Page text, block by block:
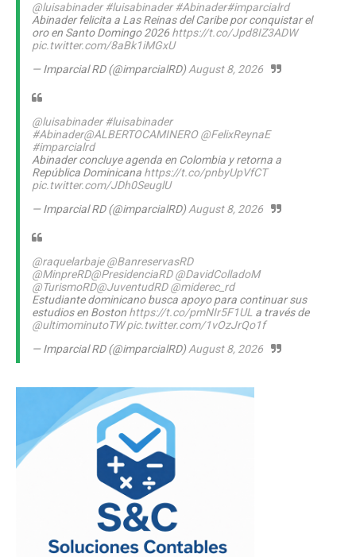
@luisabinader #luisabinader #Abinader#imparcialrd
Abinader felicita a Las Reinas del Caribe por conquistar el
oro en Santo Domingo 2026 https://t.co/Jpd8IZ3ADW
pic.twitter.com/8aBk1iMGxU
— Imparcial RD (@imparcialRD)August 8, 2026
@luisabinader #luisabinader
#Abinader@ALBERTOCAMINERO @FelixReynaE
#imparcialrd
Abinader concluye agenda en Colombia y retorna a
República Dominicana https://t.co/pnbyUpVfCT
pic.twitter.com/JDh0SeuglU
— Imparcial RD (@imparcialRD)August 8, 2026
@raquelarbaje @BanreservasRD
@MinpreRD@PresidenciaRD @DavidColladoM
@TurismoRD@JuventudRD @miderec_rd
Estudiante dominicano busca apoyo para continuar sus
estudios en Boston https://t.co/pmNIr5F1UL a través de
@ultimominutoTW pic.twitter.com/1vOzJrQo1f
— Imparcial RD (@imparcialRD)August 8, 2026